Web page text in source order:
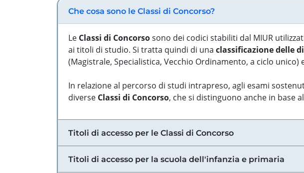
Che cosa sono le Classi di Concorso?
Le Classi di Concorsosono dei codici stabiliti dal MIUR
ai titoli di studio. Si tratta quindi di una classificazione delle
(Magistrale, Specialistica, Vecchio Ordinamento, a ciclo
In relazione al percorso di studi intrapreso, agli esami
diverse Classi di Concorso, che si distinguono anche in base
Titoli di accesso per le Classi di Concorso
Titoli di accesso per la scuola dell'infanzia e primaria